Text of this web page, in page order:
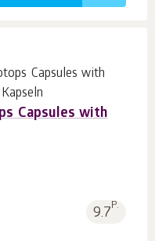
Capsules with
9.7P.